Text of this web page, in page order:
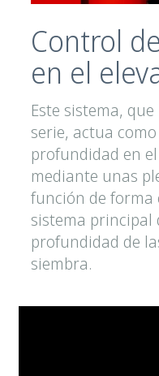
Control
en el
Este sistema, que
serie, actua
profundidad en
mediante unas
función de forma
sistema principal
profundidad de
siembra.